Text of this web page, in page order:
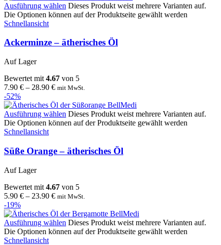
Ausführung wählen Dieses Produkt weist mehrere Varianten auf.
Die Optionen können auf der Produktseite gewählt werden
Schnellansicht
Ackerminze – ätherisches Öl
Auf Lager
Bewertet mit 4.67 von 5
7.90 € – 28.90 € mit MwSt.
-52%
Ausführung wählen Dieses Produkt weist mehrere Varianten auf.
Die Optionen können auf der Produktseite gewählt werden
Schnellansicht
Süße Orange – ätherisches Öl
Auf Lager
Bewertet mit 4.67 von 5
5.90 € – 23.90 € mit MwSt.
-19%
Ausführung wählen Dieses Produkt weist mehrere Varianten auf.
Die Optionen können auf der Produktseite gewählt werden
Schnellansicht